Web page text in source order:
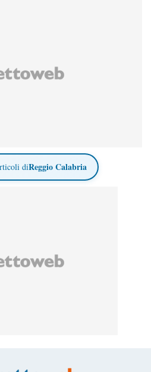
diReggio Calabria